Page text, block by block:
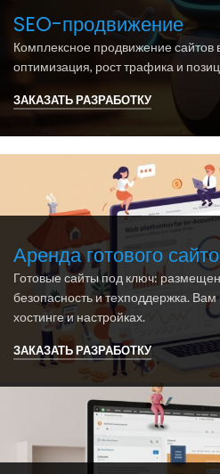
SEO-продвижение
Комплексное продвижение сайтов
оптимизация, рост трафика и
ЗАКАЗАТЬ РАЗРАБОТКУ
Аренда готового
Готовые сайты под ключ:
безопасность и техподдержка.
хостинге и настройках.
ЗАКАЗАТЬ РАЗРАБОТКУ